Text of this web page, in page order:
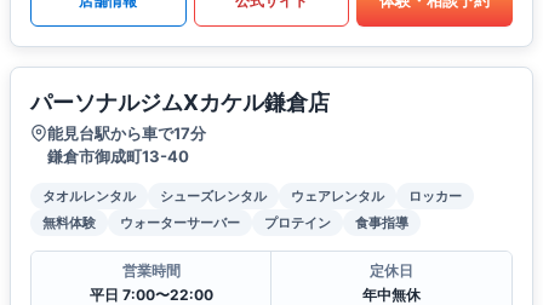
パーソナルジムXカケル鎌倉店
能見台駅から車で17分
鎌倉市御成町13-40
タオルレンタル シューズレンタル ウェアレンタル
ロッカー
無料体験
ウォーターサーバー プロテイン 食事指導
営業時間
平日 7:00〜22:00
定休日
年中無休